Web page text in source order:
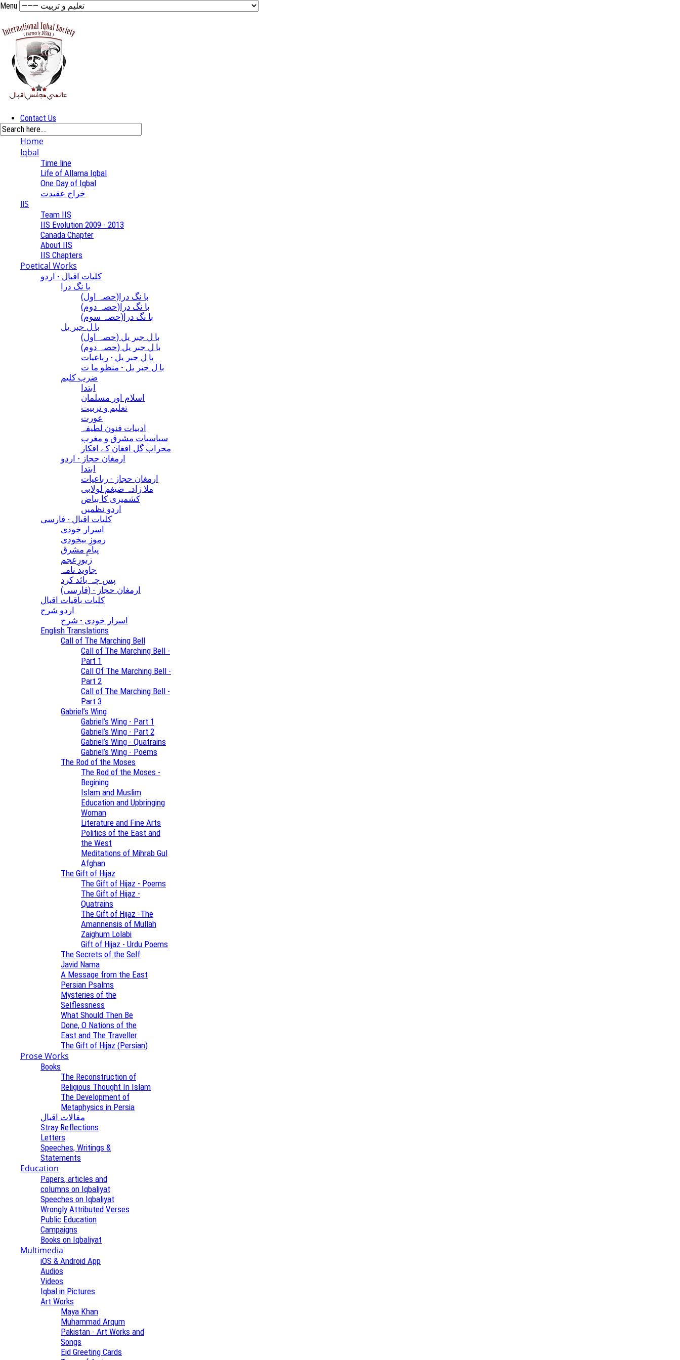
Menu
Contact Us
Home
Iqbal
Time line
Life of Allama Iqbal
One Day of Iqbal
خراج عقیدت
IIS
Team IIS
IIS Evolution 2009 - 2013
Canada Chapter
About IIS
IIS Chapters
Poetical Works
کلیات اقبال - اردو
با نگ درا
(با نگ درا(حصہ اول
(با نگ درا(حصہ دوم
(با نگ درا(حصہ سوم
با ل جبر یل
(با ل جبر یل (حصہ اول
(با ل جبر یل (حصہ دوم
با ل جبر یل - رباعيات
با ل جبر یل - منظو ما ت
ضرب کلیم
ابتدا
اسلام اور مسلمان
تعلیم و تربیت
عورت
ادبیات فنون لطیفہ
سیاسیات مشرق و مغرب
محراب گل افغان کے افکار
ارمغان حجاز - اردو
ابتدا
ارمغان حجاز - رباعیات
ملا زادہ ضیغم لولابی
کشمیری کا بیاض
اردو نظمیں
کلیات اقبال - فارسی
اسرار خودی
رموزِ بیخودی
پیامِ مشرق
زبورِعجم
جاوید نامہ
پس چہ بائد کرد
(ارمغان حجاز - (فارسی
کلیات باقیات اقبال
اردو شرح
اسرار خودی - شرح
English Translations
Call of The Marching Bell
Call of The Marching Bell -
Part 1
Call Of The Marching Bell -
Part 2
Call of The Marching Bell -
Part 3
Gabriel’s Wing
Gabriel’s Wing - Part 1
Gabriel’s Wing - Part 2
Gabriel’s Wing - Quatrains
Gabriel’s Wing - Poems
The Rod of the Moses
The Rod of the Moses -
Begining
Islam and Muslim
Education and Upbringing
Woman
Literature and Fine Arts
Politics of the East and
the West
Meditations of Mihrab Gul
Afghan
The Gift of Hijaz
The Gift of Hijaz - Poems
The Gift of Hijaz -
Quatrains
The Gift of Hijaz -The
Amannensis of Mullah
Zaighum Lolabi
Gift of Hijaz - Urdu Poems
The Secrets of the Self
Javid Nama
A Message from the East
Persian Psalms
Mysteries of the
Selflessness
What Should Then Be
Done, O Nations of the
East and The Traveller
The Gift of Hijaz (Persian)
Prose Works
Books
The Reconstruction of
Religious Thought In Islam
The Development of
Metaphysics in Persia
مقالات اقبال
Stray Reflections
Letters
Speeches, Writings &
Statements
Education
Papers, articles and
columns on Iqbaliyat
Speeches on Iqbaliyat
Wrongly Attributed Verses
Public Education
Campaigns
Books on Iqbaliyat
Multimedia
iOS & Android App
Audios
Videos
Iqbal in Pictures
Art Works
Maya Khan
Muhammad Arqum
Pakistan - Art Works and
Songs
Eid Greeting Cards